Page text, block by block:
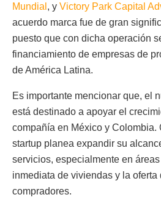
Mundial , y Victory Park Capital
acuerdo marca fue de gran
puesto que con dicha operación
financiamiento de empresas de
de América Latina.
Es importante mencionar que, el
está destinado a apoyar el
compañía en México y Colombia.
startup planea expandir su
servicios, especialmente en
inmediata de viviendas y la oferta
compradores.